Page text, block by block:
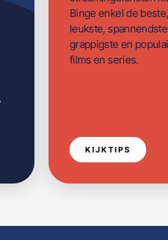
Binge enkel de beste,
leukste,
grappigste en
films en series.
KIJKTIPS